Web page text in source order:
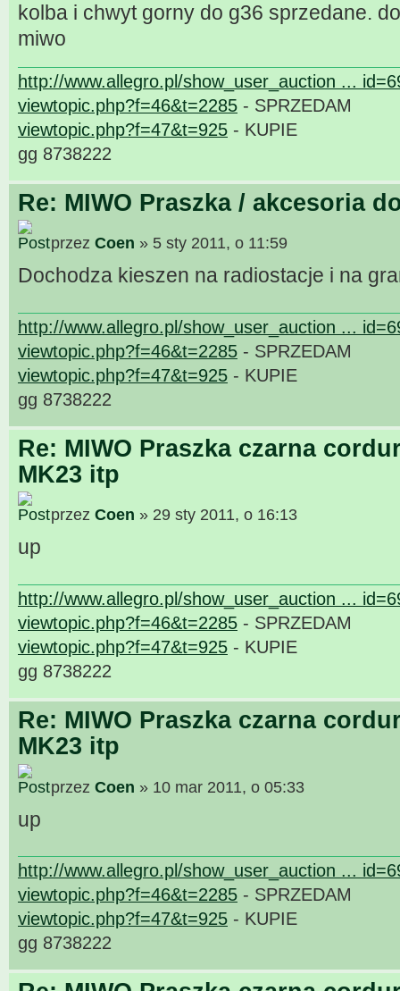
kolba i chwyt gorny do g36 sprzedane.
miwo
http://www.allegro.pl/show_user_auction ...
viewtopic.php?f=46&t=2285 - SPRZEDAM
viewtopic.php?f=47&t=925 - KUPIE
gg 8738222
Re: MIWO Praszka / akcesoria
przez Coen » 5 sty 2011, o 11:59
Dochodza kieszen na radiostacje i na
http://www.allegro.pl/show_user_auction ...
viewtopic.php?f=46&t=2285 - SPRZEDAM
viewtopic.php?f=47&t=925 - KUPIE
gg 8738222
Re: MIWO Praszka czarna
MK23 itp
przez Coen » 29 sty 2011, o 16:13
up
http://www.allegro.pl/show_user_auction ...
viewtopic.php?f=46&t=2285 - SPRZEDAM
viewtopic.php?f=47&t=925 - KUPIE
gg 8738222
Re: MIWO Praszka czarna
MK23 itp
przez Coen » 10 mar 2011, o 05:33
up
http://www.allegro.pl/show_user_auction ...
viewtopic.php?f=46&t=2285 - SPRZEDAM
viewtopic.php?f=47&t=925 - KUPIE
gg 8738222